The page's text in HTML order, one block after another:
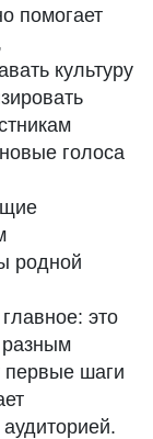
помогает
культуру
голоса
родной
это
разным
первые шаги